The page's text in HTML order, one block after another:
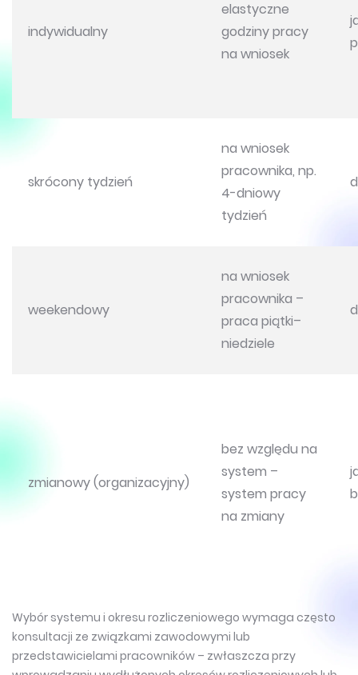
indywidualny
elastyczne
godziny pracy
na wniosek
skrócony tydzień
na wniosek
pracownika, np.
4-dniowy
tydzień
weekendowy
na wniosek
pracownika –
praca piątki–
niedziele
zmianowy (organizacyjny)
bez względu na
system –
system pracy
na zmiany
Wybór systemu i okresu rozliczeniowego wymaga często
konsultacji ze związkami zawodowymi lub
przedstawicielami pracowników – zwłaszcza przy